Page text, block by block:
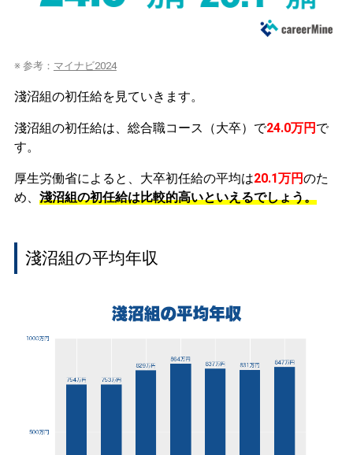
※ 参考： マイナビ2024
淺沼組の初任給を見ていきます。
淺沼組の初任給は、総合職コース（大卒）で24.0万円 で
す。
厚生労働省によると、大卒初任給の平均は20.1万円のた
め、 淺沼組の初任給は比較的高いといえるでしょう。
淺沼組の平均年収